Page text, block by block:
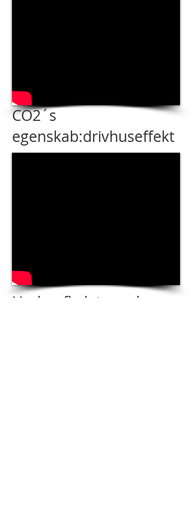
CO2´s
egenskab:drivhuseffekt
Underafkølet vand: